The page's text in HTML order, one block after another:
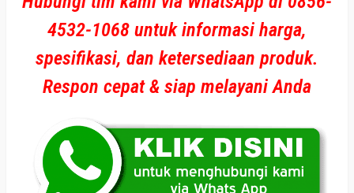
4532-1068 untuk informasi harga,
spesifikasi, dan ketersediaan produk.
Respon cepat & siap melayani Anda